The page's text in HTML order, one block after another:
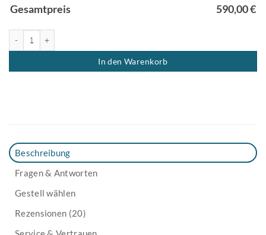
Gesamtpreis 590,00€
In den Warenkorb
Beschreibung
Fragen & Antworten
Gestell wählen
Rezensionen (20)